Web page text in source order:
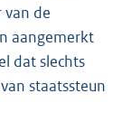
de
aangemerkt
dat slechts
staatssteun